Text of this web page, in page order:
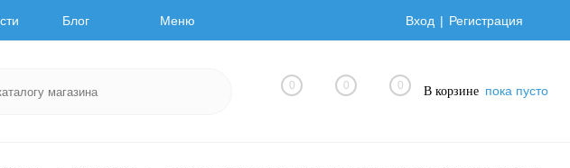
Блог Меню Вход Регистрация
0 0 0 В корзине пока пусто